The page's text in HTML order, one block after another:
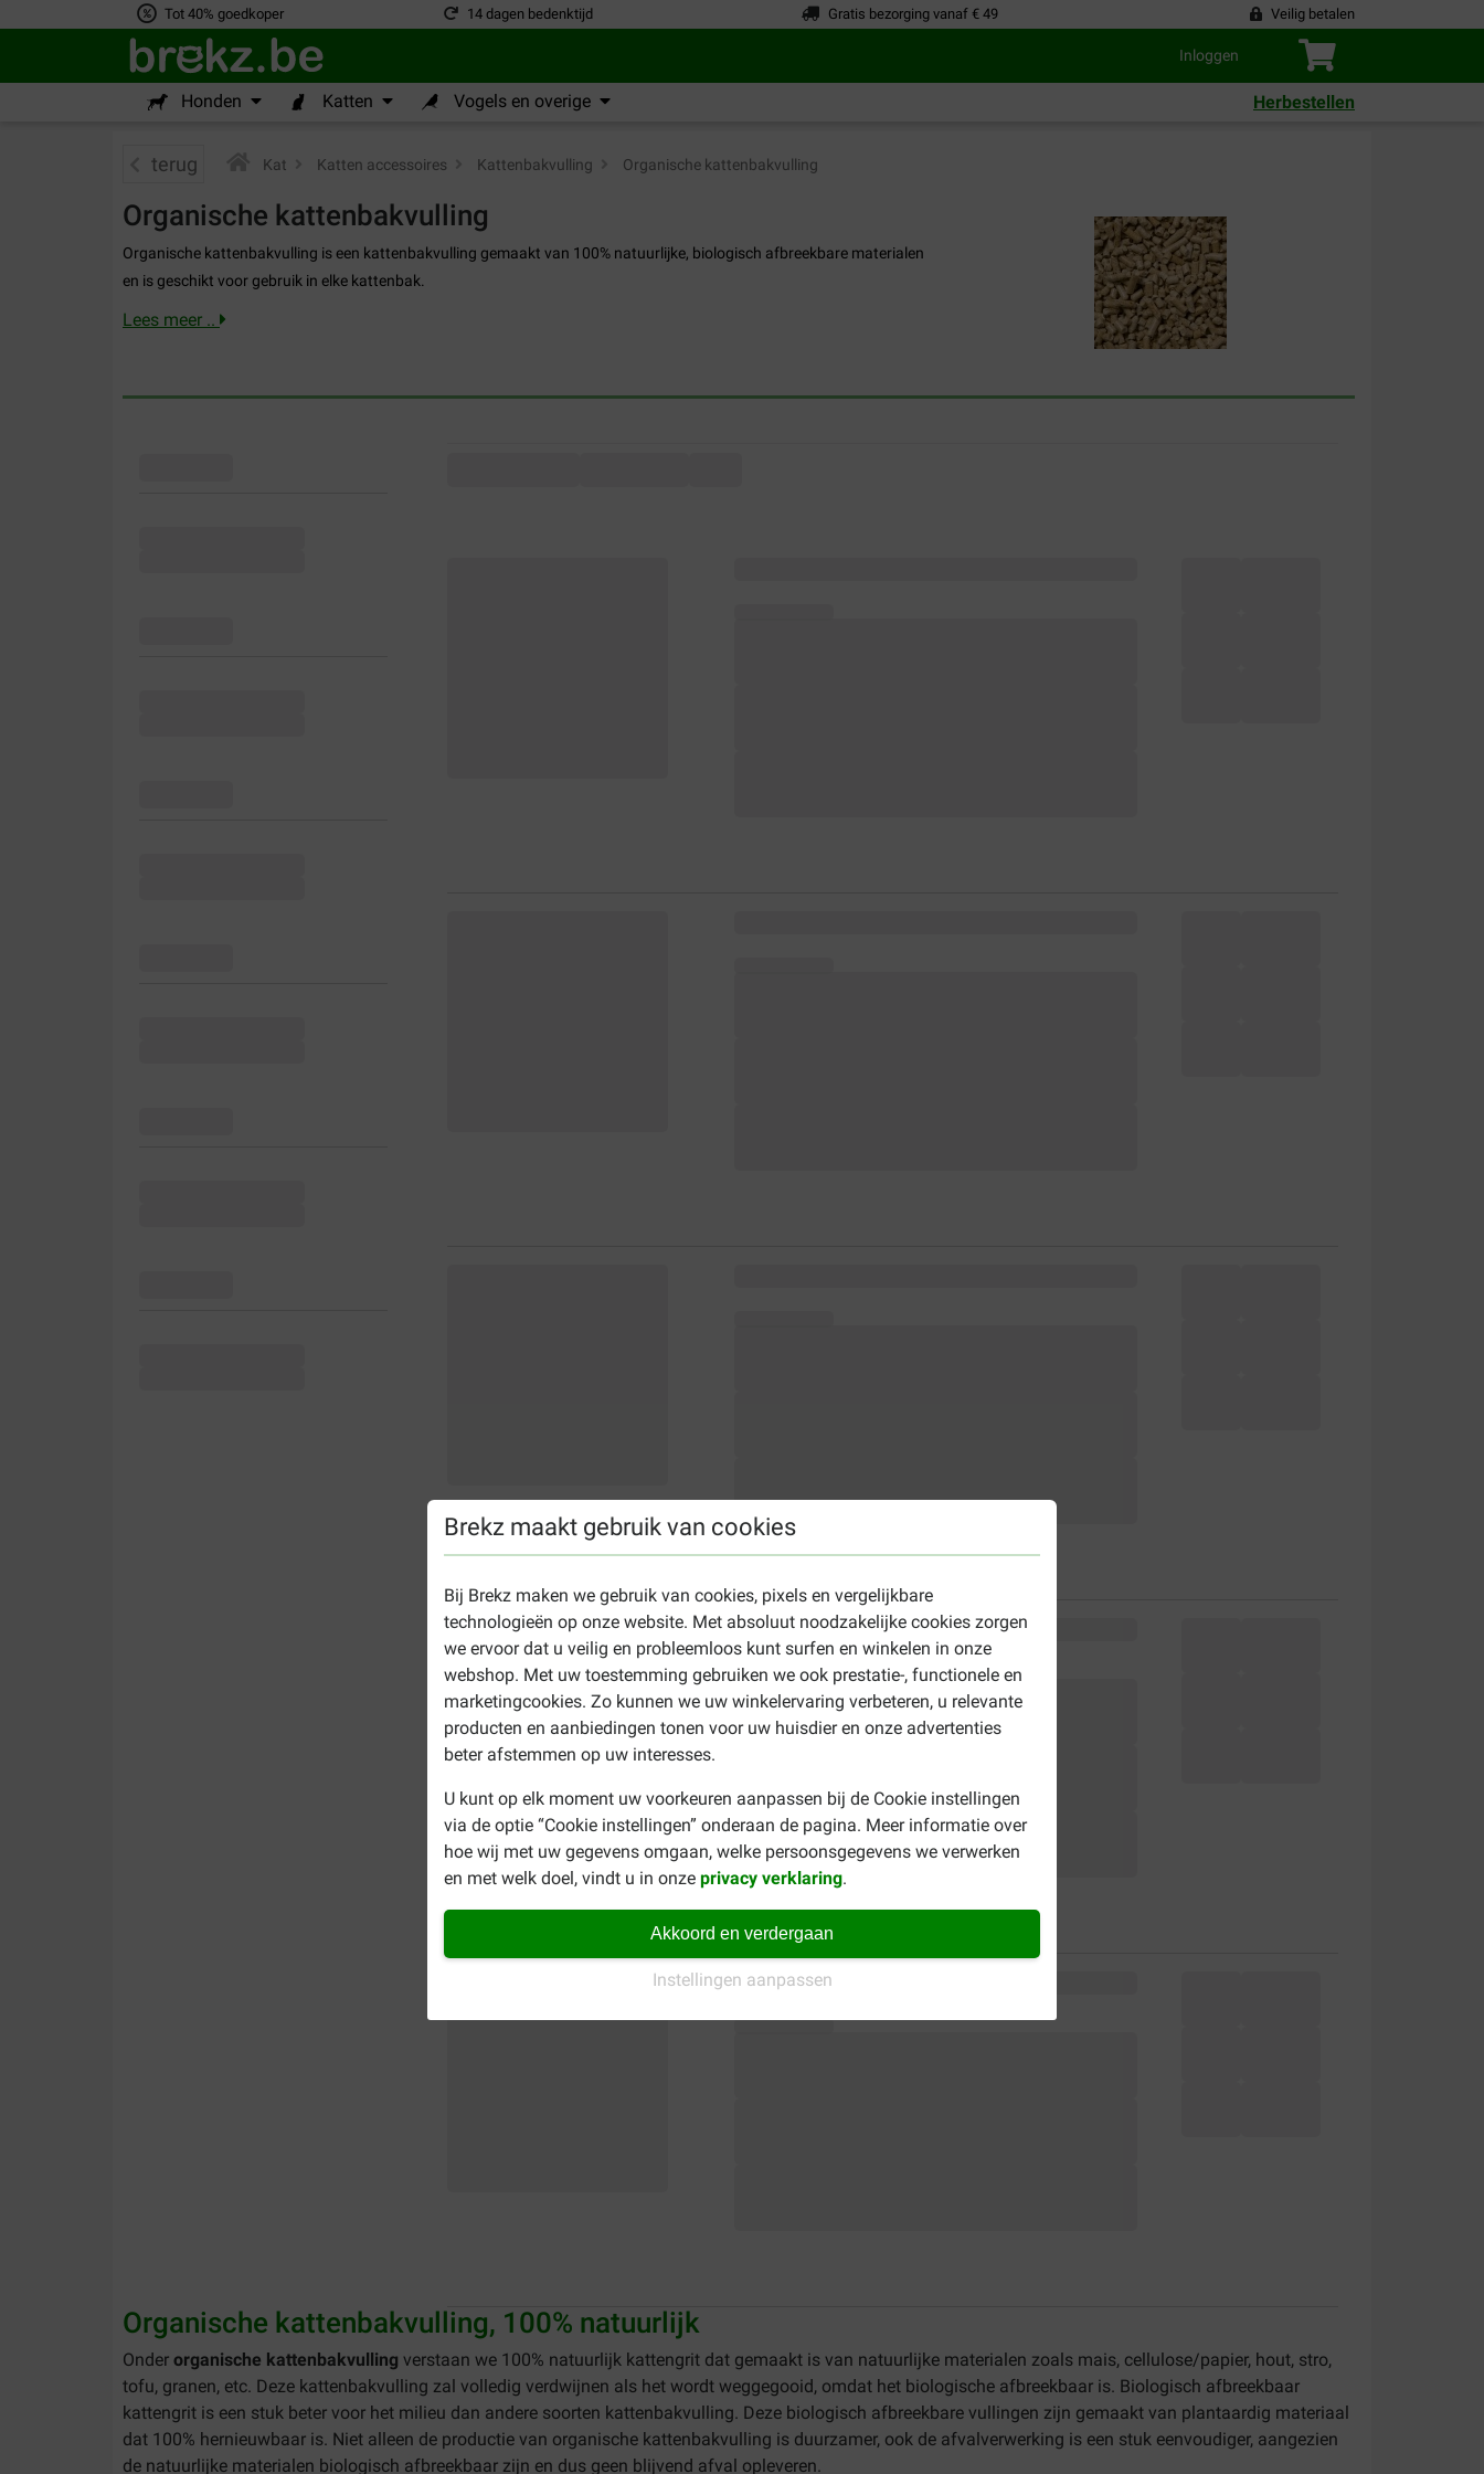
Tot 40% goedkoper 14 dagen bedenktijd Gratis bezorging vanaf € 49 Veilig betalen
Inloggen
Honden Katten Vogels en overige Herbestellen
Brekz maakt gebruik van cookies
Bij Brekz maken we gebruik van cookies, pixels en vergelijkbare
technologieën op onze website. Met absoluut noodzakelijke cookies zorgen
we ervoor dat u veilig en probleemloos kunt surfen en winkelen in onze
webshop. Met uw toestemming gebruiken we ook prestatie-, functionele en
marketingcookies. Zo kunnen we uw winkelervaring verbeteren, u relevante
producten en aanbiedingen tonen voor uw huisdier en onze advertenties
beter afstemmen op uw interesses.
U kunt op elk moment uw voorkeuren aanpassen bij de Cookie instellingen
via de optie “Cookie instellingen” onderaan de pagina. Meer informatie over
hoe wij met uw gegevens omgaan, welke persoonsgegevens we verwerken
en met welk doel, vindt u in onze privacy verklaring.
Akkoord en verdergaan
Instellingen aanpassen
terug Kat Katten accessoires Kattenbakvulling Organische kattenbakvulling
Organische kattenbakvulling
Organische kattenbakvulling is een kattenbakvulling gemaakt van 100% natuurlijke, biologisch afbreekbare materialen
en is geschikt voor gebruik in elke kattenbak.
Lees meer ..
Organische kattenbakvulling, 100% natuurlijk
Onder organische kattenbakvulling verstaan we 100% natuurlijk kattengrit dat gemaakt is van natuurlijke materialen zoals mais, cellulose/papier, hout, stro,
tofu, granen, etc. Deze kattenbakvulling zal volledig verdwijnen als het wordt weggegooid, omdat het biologische afbreekbaar is. Biologisch afbreekbaar
kattengrit is een stuk beter voor het milieu dan andere soorten kattenbakvulling. Deze biologisch afbreekbare vullingen zijn gemaakt van plantaardig materiaal
dat 100% hernieuwbaar is. Niet alleen de productie van organische kattenbakvulling is duurzamer, ook de afvalverwerking is een stuk eenvoudiger, aangezien
de natuurlijke materialen biologisch afbreekbaar zijn en dus geen blijvend afval opleveren.